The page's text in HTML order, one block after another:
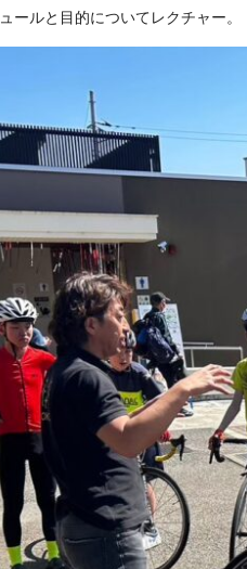
ールと目的についてレクチャー。